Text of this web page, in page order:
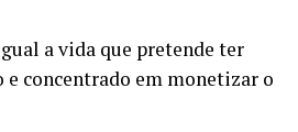
a vida que pretende ter
concentrado em monetizar o